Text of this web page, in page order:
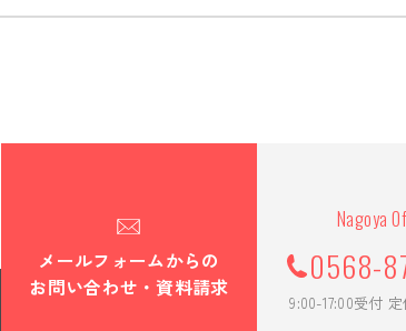
蟹江間大海用第３橋梁改築(土木関係その )工事
管内橋梁補修工事（Ｈ２４年度）
メールフォームからの
お問い合わせ・資料請求
Nagoya
0568-
9:00-17:00受付